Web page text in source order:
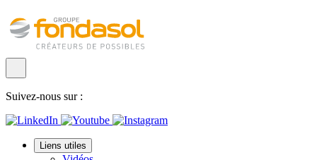
Suivez-nous sur :
Liens utiles